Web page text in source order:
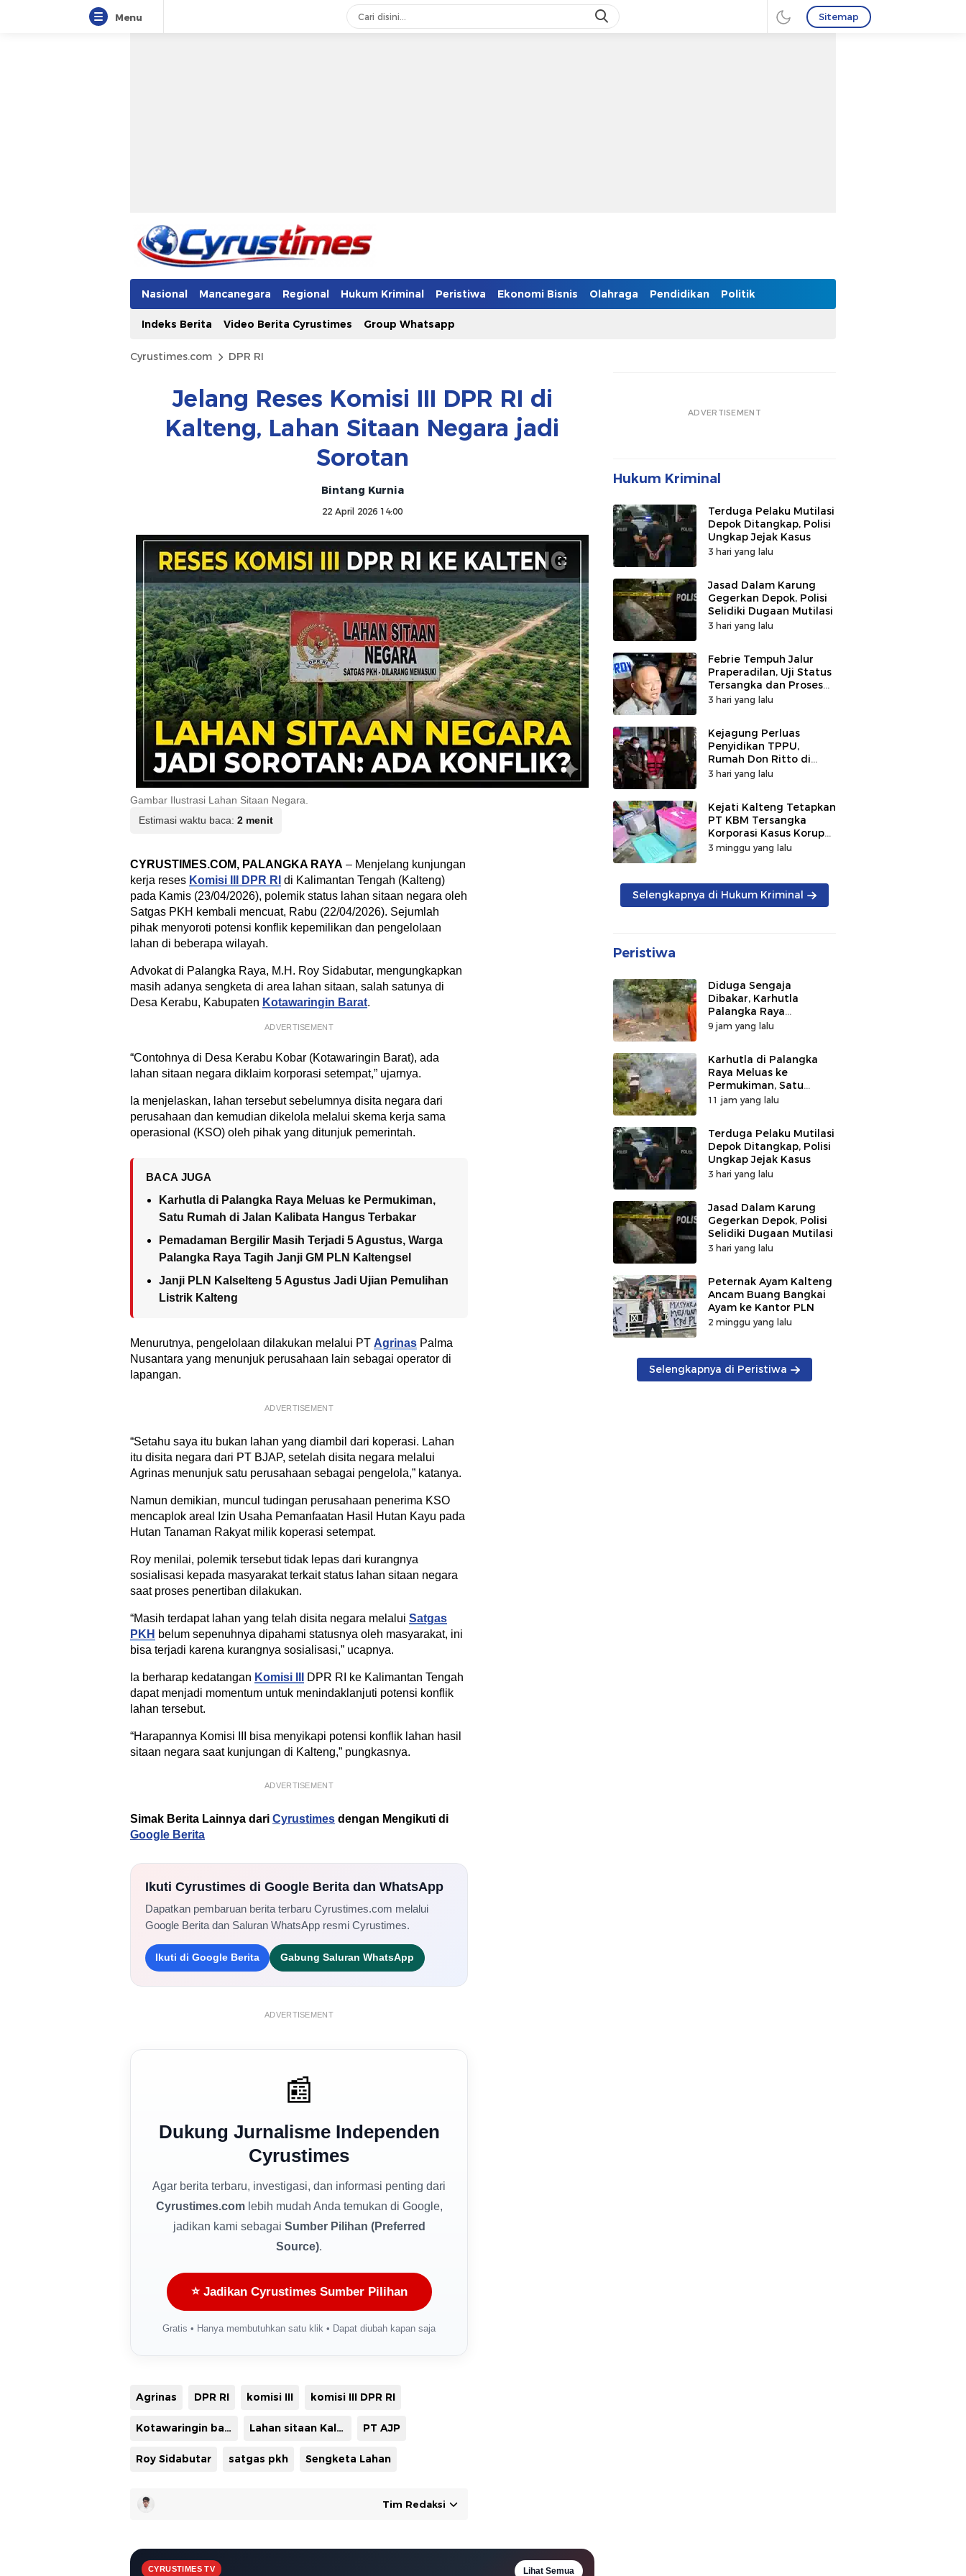
Menu Sitemap
Nasional Mancanegara Regional Hukum Kriminal Peristiwa Ekonomi Bisnis Olahraga Pendidikan Politik
Indeks Berita Video Berita Cyrustimes Group Whatsapp
Cyrustimes.com DPR RI
Jelang Reses Komisi III DPR RI di
Kalteng, Lahan Sitaan Negara jadi
Sorotan
Bintang Kurnia
22 April 2026 14:00
Gambar Ilustrasi Lahan Sitaan Negara.
Estimasi waktu baca: 2 menit
CYRUSTIMES.COM, PALANGKA RAYA – Menjelang kunjungan
kerja reses Komisi III DPR RI di Kalimantan Tengah (Kalteng)
pada Kamis (23/04/2026), polemik status lahan sitaan negara oleh
Satgas PKH kembali mencuat, Rabu (22/04/2026). Sejumlah
pihak menyoroti potensi konflik kepemilikan dan pengelolaan
lahan di beberapa wilayah.
Advokat di Palangka Raya, M.H. Roy Sidabutar, mengungkapkan
masih adanya sengketa di area lahan sitaan, salah satunya di
Desa Kerabu, Kabupaten Kotawaringin Barat.
ADVERTISEMENT
“Contohnya di Desa Kerabu Kobar (Kotawaringin Barat), ada
lahan sitaan negara diklaim korporasi setempat,” ujarnya.
Ia menjelaskan, lahan tersebut sebelumnya disita negara dari
perusahaan dan kemudian dikelola melalui skema kerja sama
operasional (KSO) oleh pihak yang ditunjuk pemerintah.
BACA JUGA
Karhutla di Palangka Raya Meluas ke Permukiman,
Satu Rumah di Jalan Kalibata Hangus Terbakar
Pemadaman Bergilir Masih Terjadi 5 Agustus, Warga
Palangka Raya Tagih Janji GM PLN Kaltengsel
Janji PLN Kalselteng 5 Agustus Jadi Ujian Pemulihan
Listrik Kalteng
Menurutnya, pengelolaan dilakukan melalui PT Agrinas Palma
Nusantara yang menunjuk perusahaan lain sebagai operator di
lapangan.
ADVERTISEMENT
“Setahu saya itu bukan lahan yang diambil dari koperasi. Lahan
itu disita negara dari PT BJAP, setelah disita negara melalui
Agrinas menunjuk satu perusahaan sebagai pengelola,” katanya.
Namun demikian, muncul tudingan perusahaan penerima KSO
mencaplok areal Izin Usaha Pemanfaatan Hasil Hutan Kayu pada
Hutan Tanaman Rakyat milik koperasi setempat.
Roy menilai, polemik tersebut tidak lepas dari kurangnya
sosialisasi kepada masyarakat terkait status lahan sitaan negara
saat proses penertiban dilakukan.
“Masih terdapat lahan yang telah disita negara melalui Satgas
PKH belum sepenuhnya dipahami statusnya oleh masyarakat, ini
bisa terjadi karena kurangnya sosialisasi,” ucapnya.
Ia berharap kedatangan Komisi III
DPR RI ke Kalimantan Tengah
dapat menjadi momentum untuk menindaklanjuti potensi konflik
lahan tersebut.
“Harapannya Komisi III bisa menyikapi potensi konflik lahan hasil
sitaan negara saat kunjungan di Kalteng,” pungkasnya.
ADVERTISEMENT
Simak Berita Lainnya dari Cyrustimes dengan Mengikuti di
Google Berita
Ikuti Cyrustimes di Google Berita dan WhatsApp
Dapatkan pembaruan berita terbaru Cyrustimes.com melalui
Google Berita dan Saluran WhatsApp resmi Cyrustimes.
Ikuti di Google Berita Gabung Saluran WhatsApp
ADVERTISEMENT
📰
Dukung Jurnalisme Independen
Cyrustimes
Agar berita terbaru, investigasi, dan informasi penting dari
Cyrustimes.comlebih mudah Anda temukan di Google,
jadikan kami sebagai Sumber Pilihan (Preferred
Source).
⭐ Jadikan Cyrustimes Sumber Pilihan
Gratis • Hanya membutuhkan satu klik • Dapat diubah kapan saja
Agrinas DPR RI komisi III komisi III DPR RI
Kotawaringin barat Lahan sitaan Kalteng PT AJP
Roy Sidabutar satgas pkh Sengketa Lahan
Tim Redaksi
CYRUSTIMES TV Lihat Semua
ADVERTISEMENT
Hukum Kriminal
Terduga Pelaku Mutilasi
Depok Ditangkap, Polisi
Ungkap Jejak Kasus
3 hari yang lalu
Jasad Dalam Karung
Gegerkan Depok, Polisi
Selidiki Dugaan Mutilasi
3 hari yang lalu
Febrie Tempuh Jalur
Praperadilan, Uji Status
Tersangka dan Proses
Penyidikan
3 hari yang lalu
Kejagung Perluas
Penyidikan TPPU,
Rumah Don Ritto di
Bandung Digeledah
3 hari yang lalu
Kejati Kalteng Tetapkan
PT KBM Tersangka
Korporasi Kasus Korupsi
Zirkon Rp242 Miliar
3 minggu yang lalu
Selengkapnya di Hukum Kriminal
Peristiwa
Diduga Sengaja
Dibakar, Karhutla
Palangka Raya
Tinggalkan Karet Ban
9 jam yang lalu
Karhutla di Palangka
Raya Meluas ke
Permukiman, Satu
Rumah di Jalan Kalibata
11 jam yang lalu
Terduga Pelaku Mutilasi
Depok Ditangkap, Polisi
Ungkap Jejak Kasus
3 hari yang lalu
Jasad Dalam Karung
Gegerkan Depok, Polisi
Selidiki Dugaan Mutilasi
3 hari yang lalu
Peternak Ayam Kalteng
Ancam Buang Bangkai
Ayam ke Kantor PLN
2 minggu yang lalu
Selengkapnya di Peristiwa